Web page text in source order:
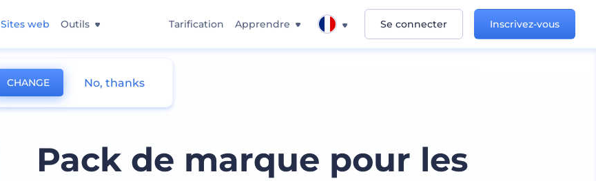
Sites web Outils Tarification Apprendre Se connecter Inscrivez-vous
Pack de marque pour les
CHANGE No, thanks